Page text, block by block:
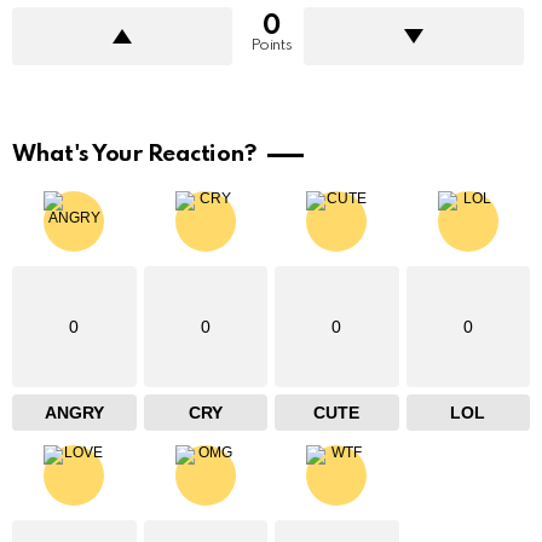
0
Points
What's Your Reaction?
0
ANGRY
0
CRY
0
CUTE
0
LOL